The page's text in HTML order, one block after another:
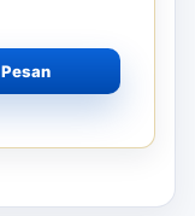
Pesan